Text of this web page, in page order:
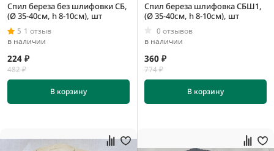
Спил береза без шлифовки СБ,
(Ø 35-40см, h 8-10см), шт
5 1 отзыв
в наличии
224 ₽
482 ₽
В корзину
Спил береза шлифовка СБШ1,
(Ø 35-40см, h 8-10см), шт
0 отзывов
в наличии
360 ₽
774 ₽
В корзину